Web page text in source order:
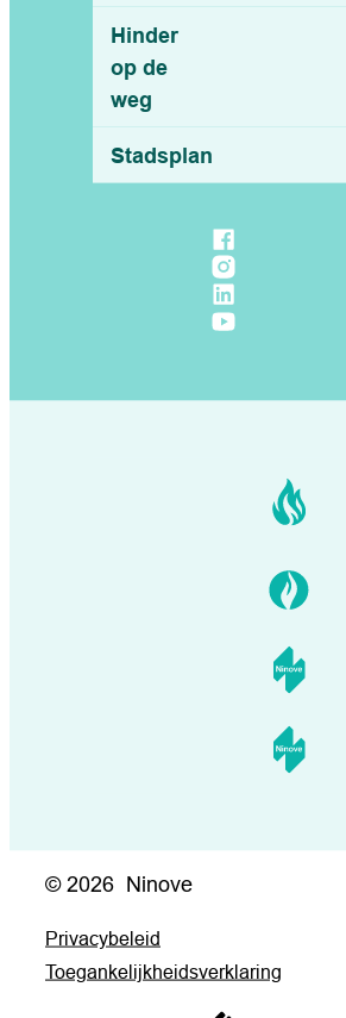
Hinder
op de
weg
Stadsplan
Volg ons op
© 2026 Ninove
Privacybeleid
Toegankelijkheidsverklaring